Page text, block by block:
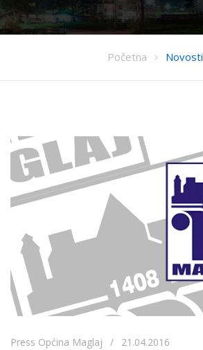
Početna Novosti
Press Općina Maglaj / 21.04.2016